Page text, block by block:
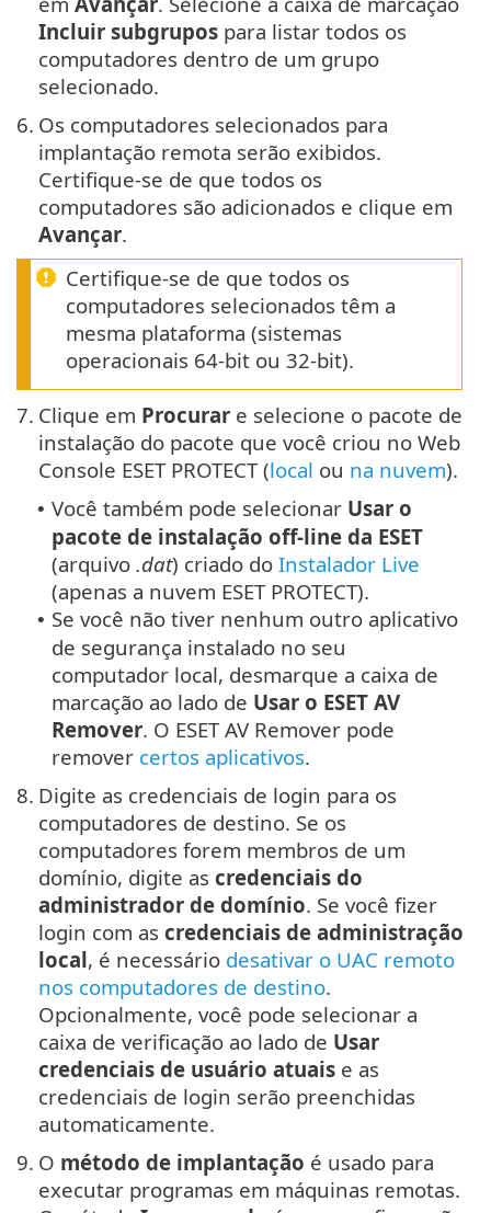
Incluir subgrupos para listar todos os
computadores dentro de um grupo
selecionado.
6. Os computadores selecionados para
implantação remota serão exibidos.
Certifique-se de que todos os
computadores são adicionados e clique em
Avançar.
Certifique-se de que todos os
computadores selecionados têm a
mesma plataforma (sistemas
operacionais 64-bit ou 32-bit).
7. Clique em Procurar e selecione o pacote de
instalação do pacote que você criou no Web
Console ESET PROTECT (local ou na nuvem).
• Você também pode selecionar Usar o
pacote de instalação off-line da ESET
(arquivo .dat) criado do Instalador Live
(apenas a nuvem ESET PROTECT).
• Se você não tiver nenhum outro aplicativo
de segurança instalado no seu
computador local, desmarque a caixa de
marcação ao lado de Usar o ESET AV
Remover. O ESET AV Remover pode
remover certos aplicativos.
8. Digite as credenciais de login para os
computadores de destino. Se os
computadores forem membros de um
domínio, digite as credenciais do
administrador de domínio. Se você fizer
login com as credenciais de administração
local, é necessário desativar o UAC remoto
nos computadores de destino.
Opcionalmente, você pode selecionar a
caixa de verificação ao lado de Usar
credenciais de usuário atuais e as
credenciais de login serão preenchidas
automaticamente.
9. O método de implantação é usado para
executar programas em máquinas remotas.